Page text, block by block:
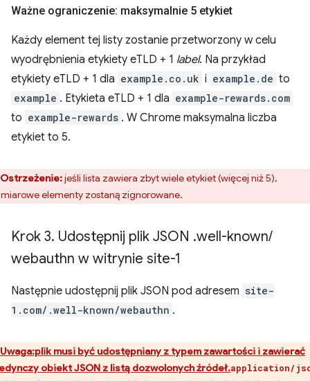
Ważne ograniczenie: maksymalnie 5 etykiet
Każdy element tej listy zostanie przetworzony w celu
wyodrębnienia etykiety eTLD + 1 label. Na przykład
etykiety eTLD + 1 dla example.co.uk i example.de to
example . Etykieta eTLD + 1 dla example-rewards.com
to example-rewards . W Chrome maksymalna liczba
etykiet to 5.
Ostrzeżenie:jeśli lista zawiera zbyt wiele etykiet (więcej niż 5),
elementy zostaną zignorowane.
Krok 3. Udostępnij plik JSON .well-known/
webauthn w witrynie site-1
Następnie udostępnij plik JSON pod adresem site-
1.com/.well-known/webauthn .
Uwaga:plik musi być udostępniany z typem zawartości i zawierać
obiekt JSON z listą dozwolonych źródeł.application/